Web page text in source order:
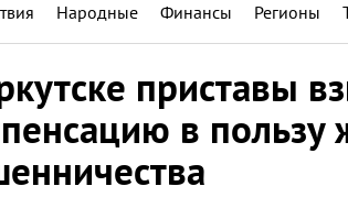
Народные Финансы Регионы
приставы
в пользу